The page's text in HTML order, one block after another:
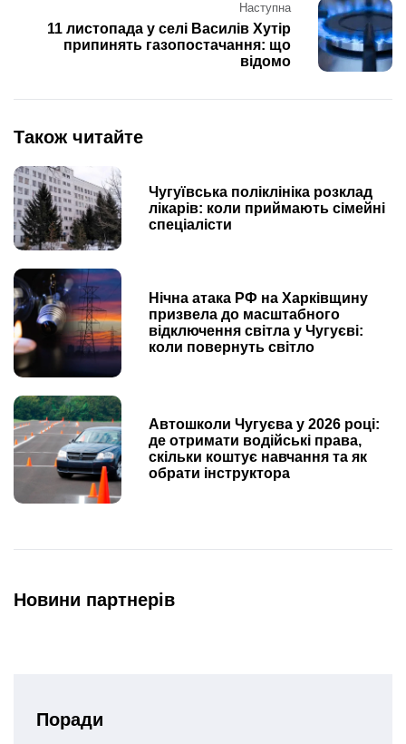
Наступна
11 листопада у селі Василів Хутір
припинять газопостачання: що
відомо
Також читайте
Чугуївська поліклініка розклад
лікарів: коли приймають сімейні
спеціалісти
Нічна атака РФ на Харківщину
призвела до масштабного
відключення світла у Чугуєві:
коли повернуть світло
Автошколи Чугуєва у 2026 році:
де отримати водійські права,
скільки коштує навчання та як
обрати інструктора
Новини партнерів
Поради